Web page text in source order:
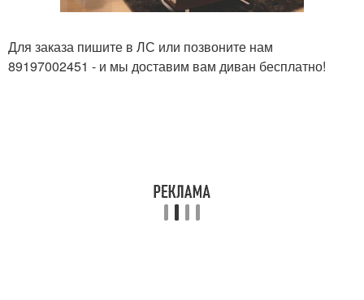
Для заказа пишите в ЛС или позвоните нам
89197002451 - и мы доставим вам диван бесплатно!